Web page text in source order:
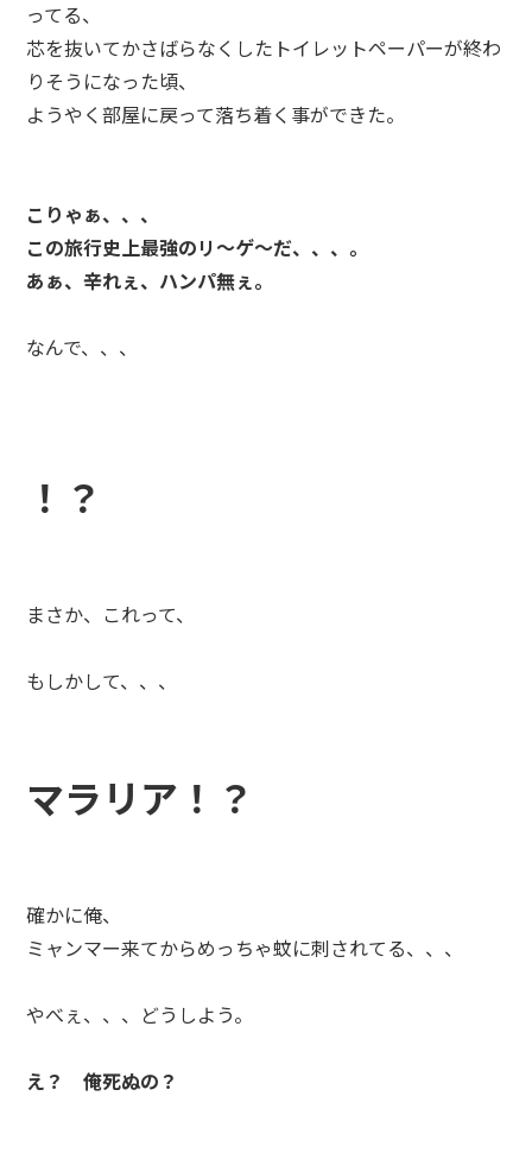
ってる、
芯を抜いてかさばらなくしたトイレットペーパーが終わ
りそうになった頃、
ようやく部屋に戻って落ち着く事ができた。
こりゃぁ、、、
この旅行史上最強のリ～ゲ～だ、、、。
あぁ、辛れぇ、ハンパ無ぇ。
なんで、、、
！？
まさか、これって、
もしかして、、、
マラリア！？
確かに俺、
ミャンマー来てからめっちゃ蚊に刺されてる、、、
やべぇ、、、どうしよう。
え？ 俺死ぬの？